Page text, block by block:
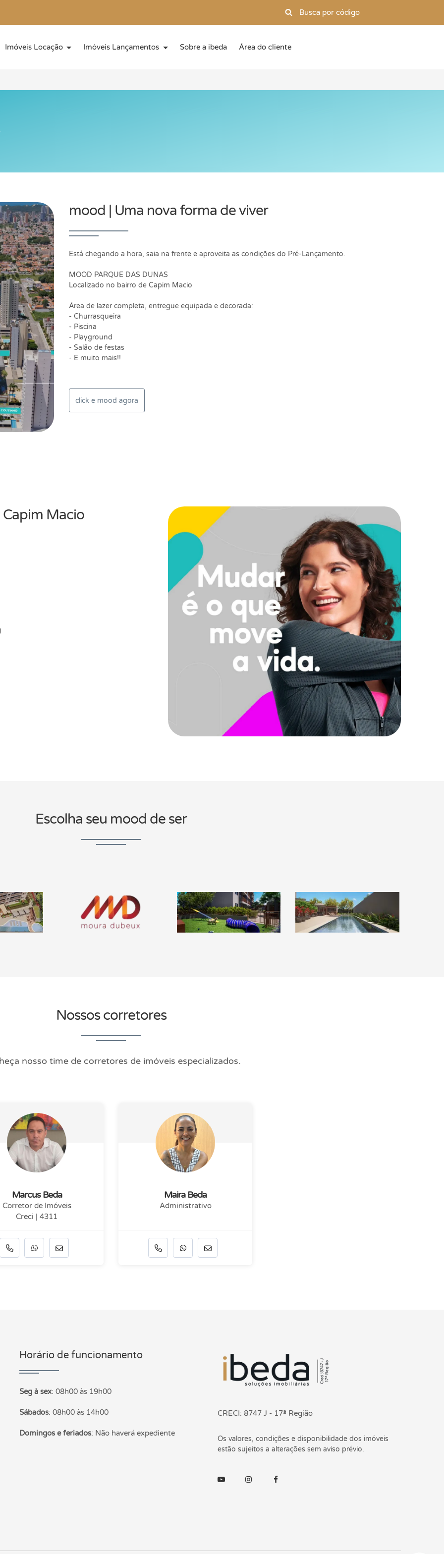
Imóveis Locação Imóveis Lançamentos Sobre a ibeda Área do cliente
mood | Uma nova forma de viver
Está chegando a hora, saia na frente e aproveita as condições do Pré-Lançamento.
MOOD PARQUE DAS DUNAS
Localizado no bairro de Capim Macio
Área de lazer completa, entregue equipada e decorada:
- Churrasqueira
- Piscina
- Playground
- Salão de festas
- E muito mais!!
click e mood agora
Macio
Escolha seu mood de ser
Nossos corretores
nosso time de corretores de imóveis especializados.
Marcus Beda
Corretor de Imóveis
Creci | 4311
Maira Beda
Administrativo
Horário de funcionamento
Seg à sex: 08h00 às 19h00
Sábados: 08h00 às 14h00
Domingos e feriados: Não haverá expediente
Página inicial
CRECI: 8747 J - 17ª Região
Os valores, condições e disponibilidade dos imóveis
estão sujeitos a alterações sem aviso prévio.
YoutubeInstagramFacebook